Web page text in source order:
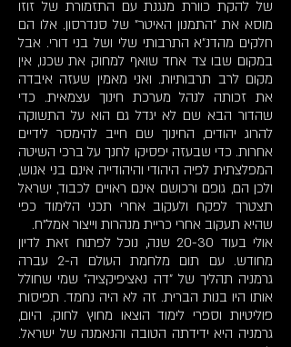
של להקת כוורת מנגנת עם התזמורת של זוזו
מוסא את "התמנון האיטר" של סנדרסון. אלו הם
חלקים מהדנ"א התרבותי שלי ושל בני דורי. אבל
במקום שבו צד אחד שואף למחוק את שכנו, אין
מקום לרב תרבותיות. ואני מאמין שעזה איבדה
את זכותה לנהל מערכת חינוך עצמאית. כדי
שהדור הבא שם לא יגדל גם הוא על התשוקה
להרוג יהודים, החינוך שם חייב להימסר לידיים
אחרות. כדי שבעזה יפסיקו לחנך על ברכי השיטה
המפלצתית לפיה היהודי והיהודייה אינם בני אנוש,
ולכן הם, גופם ורכושם אינם ראויים לכבוד, ישראל
תצטרך לפקח ולעקוב אחרי תכני הלימוד כפי
שהיא תעקוב אחרי כריית מנהרות וייצור אמל"ח.
אולי בעוד 20-30 שנה, נוכל לפתוח זאת לדיון
מחודש. עם תום מלחמת העולם ה-2 עברה
גרמניה תהליך של "דה נאציפיקציה" שמי שחולל
אותו היו בנות הברית. זה לא היה נחמד. תפיסות
פוליטיות וספרי לימוד הוצאו מחוץ לחוק. היום,
גרמניה היא ידידתה הטובה והנאמנה של ישראל.